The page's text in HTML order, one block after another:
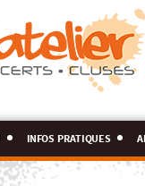
infos pratiques